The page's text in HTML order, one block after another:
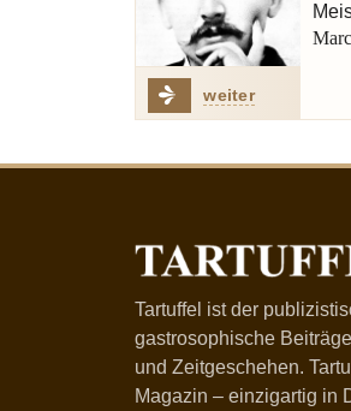
weiter
Tartuffel ist der
gastrosophische
und Zeitgeschehen.
Magazin – einzigartig in